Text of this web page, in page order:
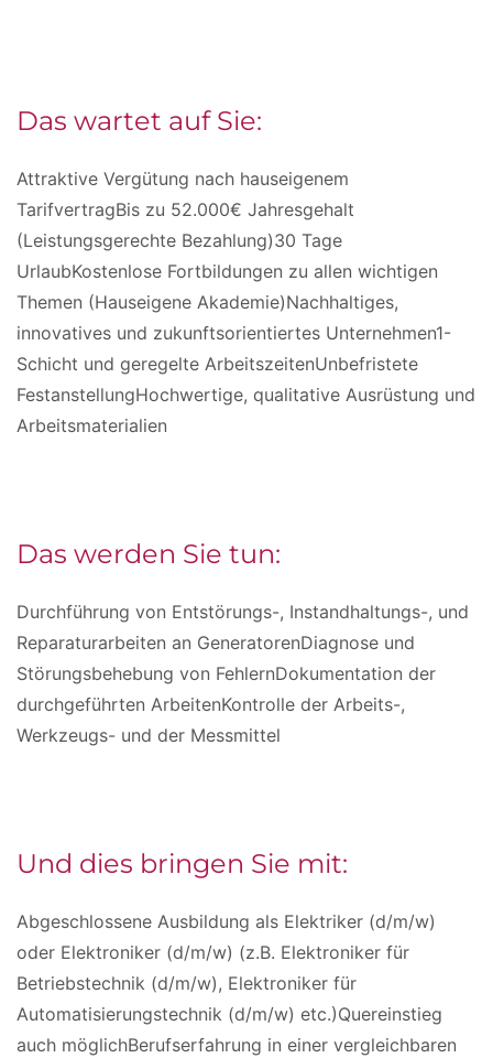
Das wartet auf Sie:
Attraktive Vergütung nach hauseigenem
TarifvertragBis zu 52.000€ Jahresgehalt
(Leistungsgerechte Bezahlung)30 Tage
UrlaubKostenlose Fortbildungen zu allen wichtigen
Themen (Hauseigene Akademie)Nachhaltiges,
innovatives und zukunftsorientiertes Unternehmen1-
Schicht und geregelte ArbeitszeitenUnbefristete
FestanstellungHochwertige, qualitative Ausrüstung und
Arbeitsmaterialien
Das werden Sie tun:
Durchführung von Entstörungs-, Instandhaltungs-, und
Reparaturarbeiten an GeneratorenDiagnose und
Störungsbehebung von FehlernDokumentation der
durchgeführten ArbeitenKontrolle der Arbeits-,
Werkzeugs- und der Messmittel
Und dies bringen Sie mit:
Abgeschlossene Ausbildung als Elektriker (d/m/w)
oder Elektroniker (d/m/w) (z.B. Elektroniker für
Betriebstechnik (d/m/w), Elektroniker für
Automatisierungstechnik (d/m/w) etc.)Quereinstieg
auch möglichBerufserfahrung in einer vergleichbaren